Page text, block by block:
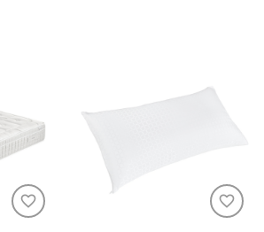
favorite_border favorite_border